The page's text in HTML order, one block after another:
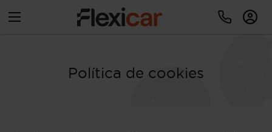
Política de cookies